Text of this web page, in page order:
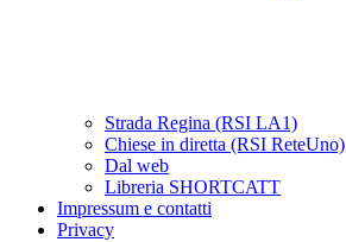
Strada Regina (RSI LA1)
Chiese in diretta (RSI ReteUno)
Dal web
Libreria SHORTCATT
Impressum e contatti
Privacy